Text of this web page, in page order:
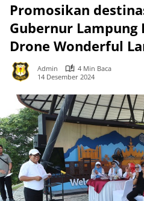
Promosikan
Gubernur
Drone Wonderful
Admin
4 Min Baca
14 Desember 2024